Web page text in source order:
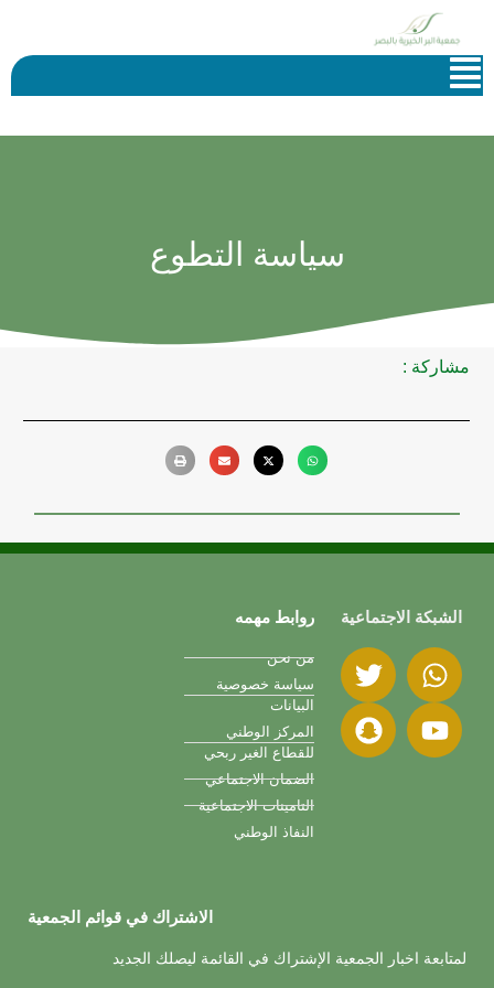
سياسة التطوع
مشاركة :
الشبكة الاجتماعية روابط مهمه
من نحن
سياسة خصوصية
البيانات
المركز الوطني
للقطاع الغير ربحي
الضمان الاجتماعي
التامينات الاجتماعية
النفاذ الوطني
الاشتراك في قوائم الجمعية
لمتابعة اخبار الجمعية الإشتراك في القائمة ليصلك الجديد